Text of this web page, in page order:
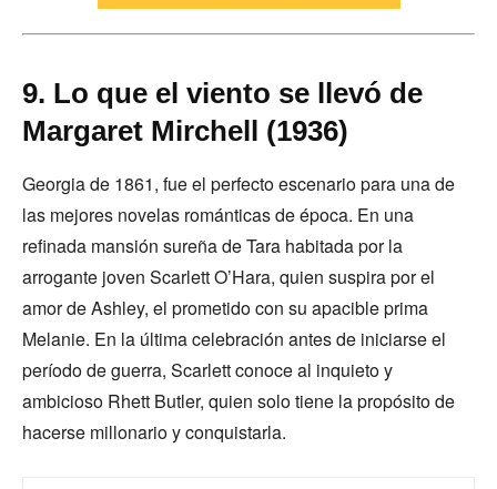
9. Lo que el viento se llevó de
Margaret Mirchell (1936)
Georgia de 1861, fue el perfecto escenario para una de
las mejores novelas románticas de época. En una
refinada mansión sureña de Tara habitada por la
arrogante joven Scarlett O’Hara, quien suspira por el
amor de Ashley, el prometido con su apacible prima
Melanie. En la última celebración antes de iniciarse el
período de guerra, Scarlett conoce al inquieto y
ambicioso Rhett Butler, quien solo tiene la propósito de
hacerse millonario y conquistarla.